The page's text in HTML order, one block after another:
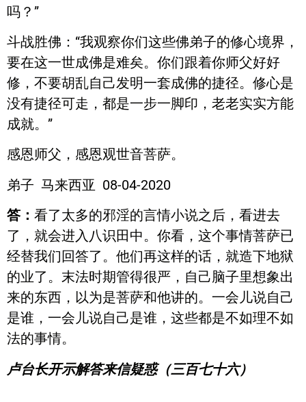
吗？”
斗战胜佛：“我观察你们这些佛弟子的修心境界，
要在这一世成佛是难矣。你们跟着你师父好好
修，不要胡乱自己发明一套成佛的捷径。修心是
没有捷径可走，都是一步一脚印，老老实实方能
成就。”
感恩师父，感恩观世音菩萨。
弟子 马来西亚 08-04-2020
答： 看了太多的邪淫的言情小说之后，看进去
了，就会进入八识田中。你看，这个事情菩萨已
经替我们回答了。他们再这样的话，就造下地狱
的业了。末法时期管得很严，自己脑子里想象出
来的东西，以为是菩萨和他讲的。一会儿说自己
是谁，一会儿说自己是谁，这些都是不如理不如
法的事情。
卢台长开示解答来信疑惑（三百七十六）